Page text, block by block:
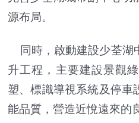
源布局。
同時，啟動建設少荃湖
升工程，主要建設景觀
塑、標識導視系統及停車
能品質，營造近悅遠來的